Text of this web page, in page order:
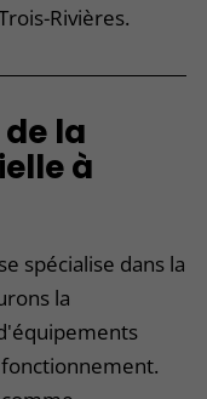
Rivières.
la
à
spécialise dans la
la